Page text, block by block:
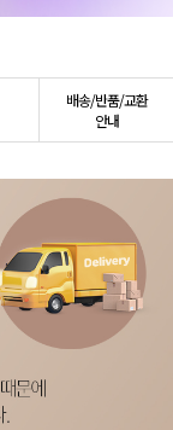
배송/반품/교환
안내